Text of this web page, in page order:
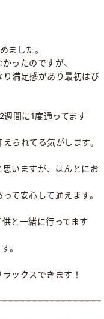
ました。
ったのですが、
満足感があり最初はび
間に1度通ってます
られてる気がします。
いますが、ほんとにお
て安心して通えます。
と一緒に行ってます
。
ックスできます！